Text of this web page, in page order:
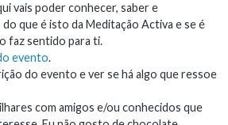
vais poder conhecer, saber e
que é isto da Meditação Activa e se é
faz sentido para ti.
evento.
do evento e ver se há algo que ressoe
com amigos e/ou conhecidos que